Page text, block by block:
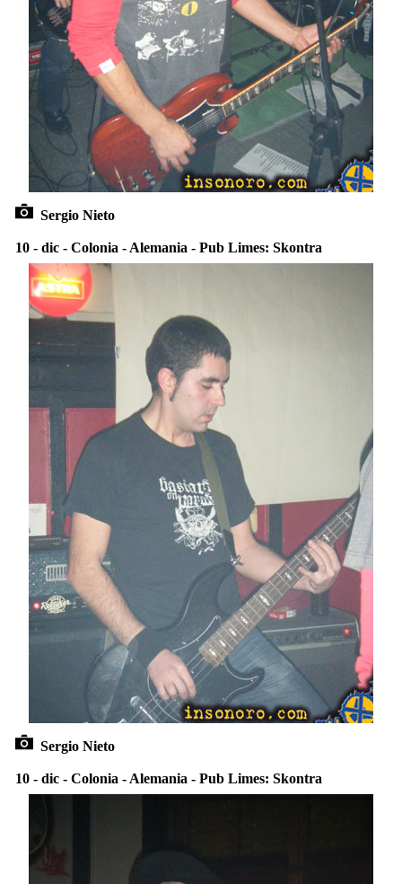
Sergio Nieto
10 - dic - Colonia - Alemania - Pub Limes: Skontra
Sergio Nieto
10 - dic - Colonia - Alemania - Pub Limes: Skontra